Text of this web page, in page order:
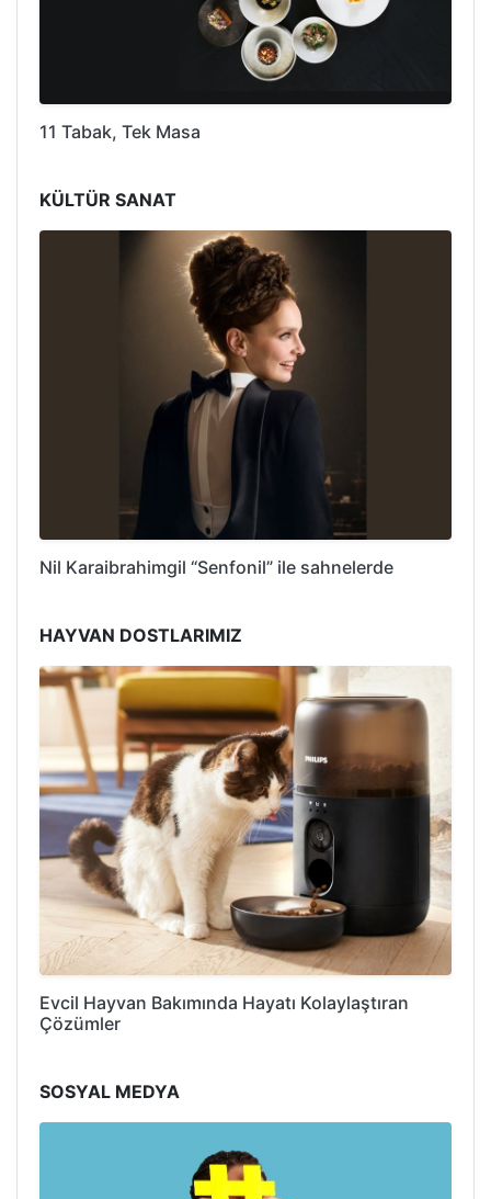
11 Tabak, Tek Masa
KÜLTÜR SANAT
Nil Karaibrahimgil “Senfonil” ile sahnelerde
HAYVAN DOSTLARIMIZ
Evcil Hayvan Bakımında Hayatı Kolaylaştıran
Çözümler
SOSYAL MEDYA